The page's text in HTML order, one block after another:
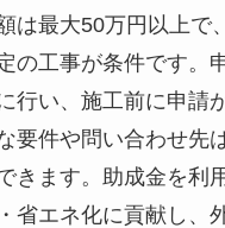
は最大50万円以上で
の工事が条件です。
行い、施工前に申請
要件や問い合わせ先
きます。助成金を利
省エネ化に貢献し、